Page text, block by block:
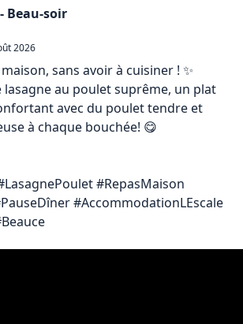
Beau-soir
2026
sans avoir à cuisiner ! ✨
au poulet suprême, un plat
avec du poulet tendre et
à chaque bouchée! 😋
#RepasMaison
#AccommodationLEscale